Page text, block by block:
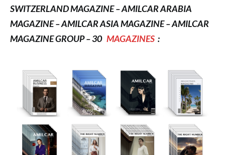
SWITZERLAND MAGAZINE – AMILCAR ARABIA
MAGAZINE – AMILCAR ASIA MAGAZINE – AMILCAR
MAGAZINE GROUP – 30 MAGAZINES :